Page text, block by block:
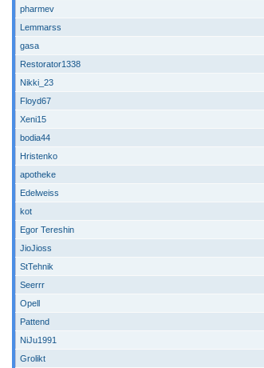
pharmev
Lemmarss
gasa
Restorator1338
Nikki_23
Floyd67
Xeni15
bodia44
Hristenko
apotheke
Edelweiss
kot
Egor Tereshin
JioJioss
StTehnik
Seerrr
Opell
Pattend
NiJu1991
Grolikt